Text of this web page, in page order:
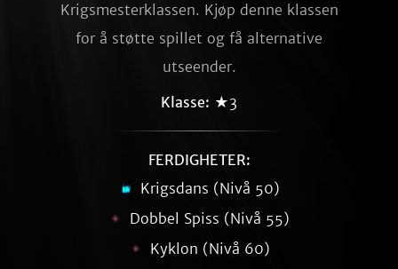
Krigsmesterklassen. Kjøp denne klassen
for å støtte spillet og få alternative
utseender.
Klasse: ★3
FERDIGHETER:
Krigsdans (Nivå 50)
Dobbel Spiss (Nivå 55)
Kyklon (Nivå 60)